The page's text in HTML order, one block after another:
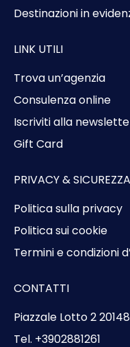
Destinazioni in
LINK UTILI
Trova un’agenzia
Consulenza online
Iscriviti alla
Gift Card
PRIVACY & SICUREZZA
Politica sulla privacy
Politica sui cookie
Termini e condizioni
CONTATTI
Piazzale Lotto 2
Tel. +3902881261